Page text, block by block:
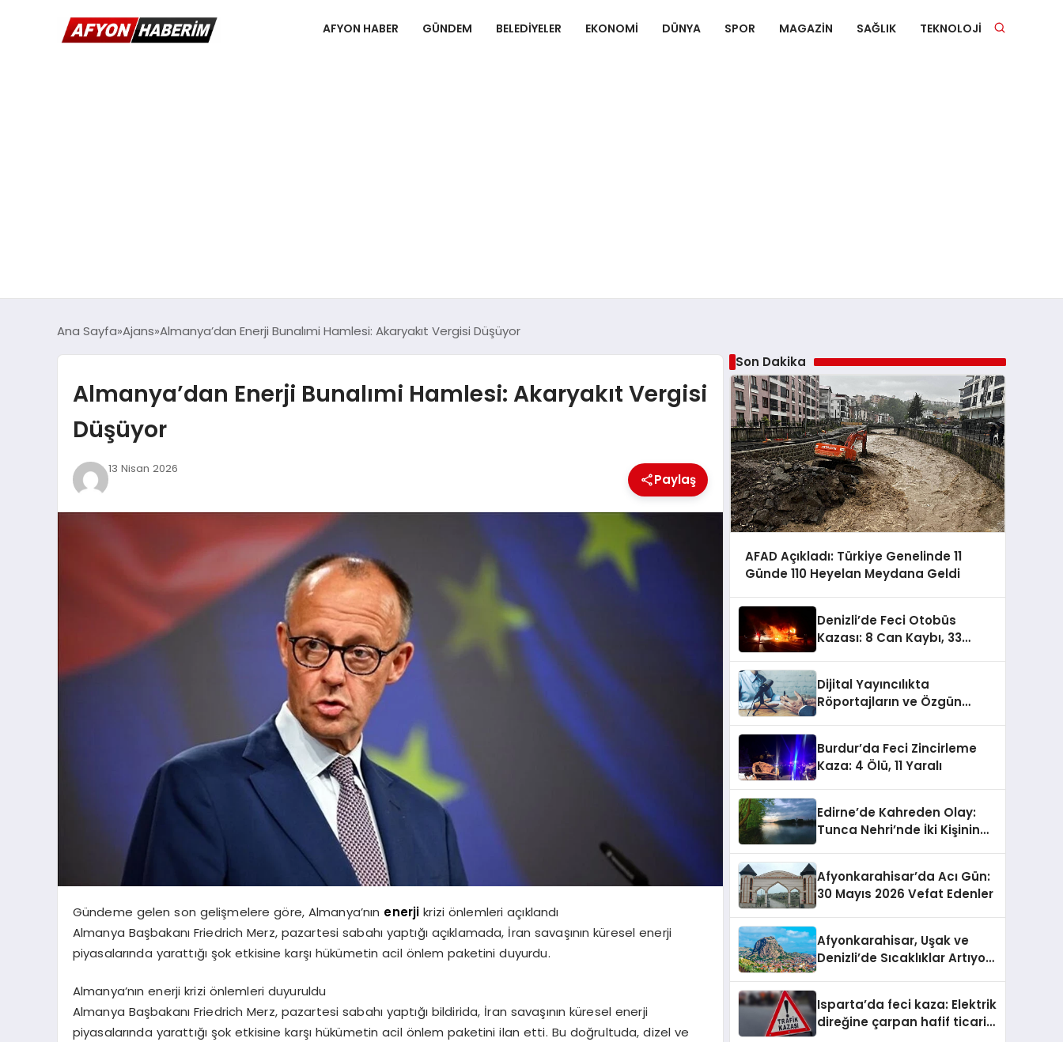
AFYON HABER GÜNDEM BELEDIYELER EKONOMI DÜNYA SPOR MAGAZIN SAĞLIK TEKNOLOJI
Ana Sayfa Ajans Almanya’dan Enerji Bunalımi Hamlesi: Akaryakıt Vergisi Düşüyor
Almanya’dan Enerji Bunalımi Hamlesi: Akaryakıt Vergisi
Düşüyor
13 Nisan 2026
Paylaş
Gündeme gelen son gelişmelere göre, Almanya’nın enerji krizi önlemleri açıklandı
Almanya Başbakanı Friedrich Merz, pazartesi sabahı yaptığı açıklamada, İran savaşının küresel enerji
piyasalarında yarattığı şok etkisine karşı hükümetin acil önlem paketini duyurdu.
Almanya’nın enerji krizi önlemleri duyuruldu
Almanya Başbakanı Friedrich Merz, pazartesi sabahı yaptığı bildirida, İran savaşının küresel enerji
piyasalarında yarattığı şok etkisine karşı hükümetin acil önlem paketini ilan etti. Bu doğrultuda, dizel ve
Son Dakika
AFAD Açıkladı: Türkiye Genelinde 11
Günde 110 Heyelan Meydana Geldi
Denizli’de Feci Otobüs
Kazası: 8 Can Kaybı, 33
Dijital Yayıncılıkta
Röportajların ve Özgün
Burdur’da Feci Zincirleme
Kaza: 4 Ölü, 11 Yaralı
Edirne’de Kahreden Olay:
Tunca Nehri’nde İki Kişinin
Afyonkarahisar’da Acı Gün:
30 Mayıs 2026 Vefat Edenler
Afyonkarahisar, Uşak ve
Denizli’de Sıcaklıklar Artıyor:
Isparta’da feci kaza: Elektrik
direğine çarpan hafif ticari